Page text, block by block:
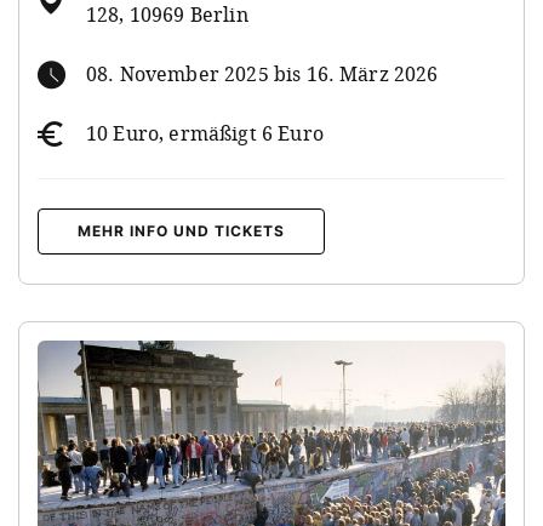
128, 10969 Berlin
08. November 2025 bis 16. März 2026
10 Euro, ermäßigt 6 Euro
MEHR INFO UND TICKETS